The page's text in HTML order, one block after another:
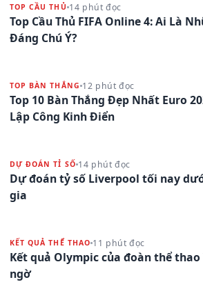
TOP CẦU THỦ 14 phút đọc
Top Cầu Thủ FIFA Online 4: Ai Là
Đáng Chú Ý?
TOP BÀN THẮNG 12 phút đọc
Top 10 Bàn Thắng Đẹp Nhất Euro
Lập Công Kinh Điển
DỰ ĐOÁN TỈ SỐ 14 phút đọc
Dự đoán tỷ số Liverpool tối nay
gia
KẾT QUẢ THỂ THAO 11 phút đọc
Kết quả Olympic của đoàn thể
ngờ